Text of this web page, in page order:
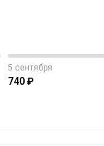
5 сентября
740 ₽